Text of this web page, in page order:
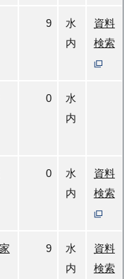
9
水
内
資料
検索
0
水
内
0
水
内
資料
検索
9
水
内
資料
検索